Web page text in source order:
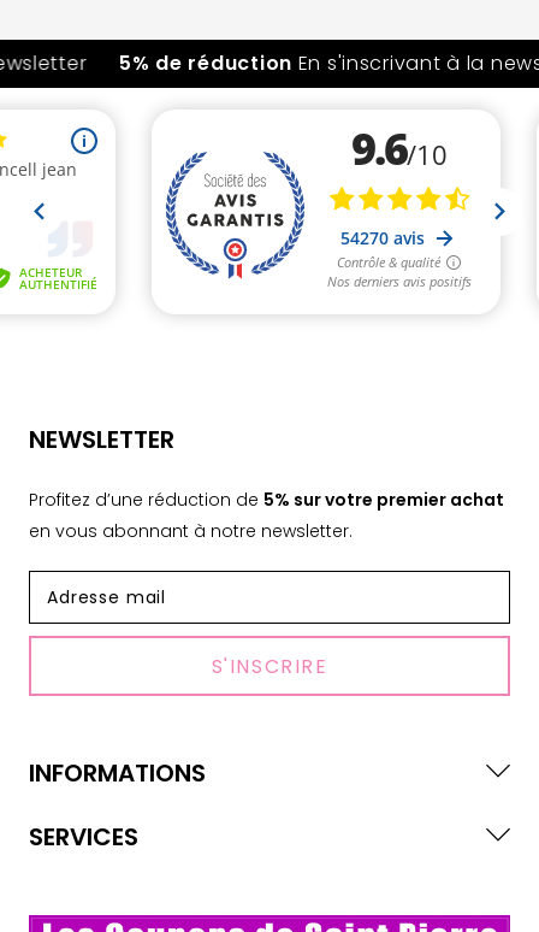
5% de réductionEn s'inscrivant à la
INFORMATIONS
SERVICES
NEWSLETTER
Profitez d’une réduction de 5% sur votre premier achat
en vous abonnant à notre newsletter.
S'INSCRIRE